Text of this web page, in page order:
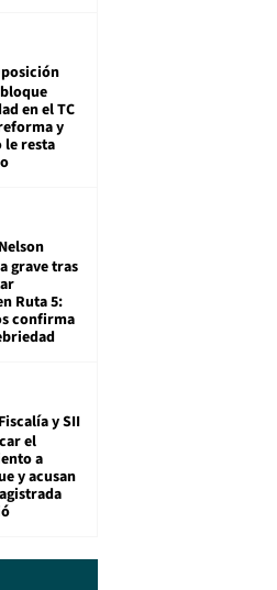
en el TC
y
resta
Nelson
grave tras
Ruta 5:
confirma
Fiscalía y SII
el
a
y acusan